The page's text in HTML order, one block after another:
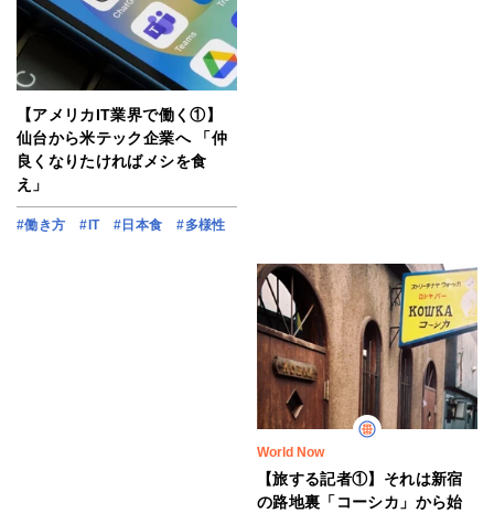
【アメリカIT業界で働く①】
仙台から米テック企業へ 「仲
良くなりたければメシを食
え」
#働き方 #IT #日本食 #多様性
World Now
【旅する記者①】それは新宿
の路地裏「コーシカ」から始